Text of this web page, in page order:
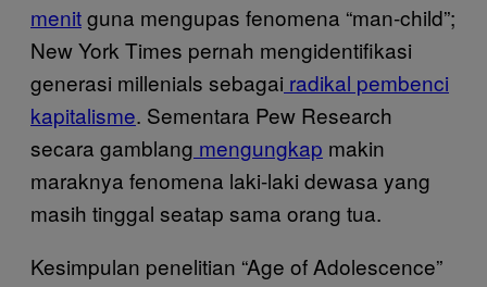
menitguna mengupas fenomena “man-child”;
New York Times pernah mengidentifikasi
generasi millenials sebagai radikal pembenci
kapitalisme. Sementara Pew Research
secara gamblang mengungkap makin
maraknya fenomena laki-laki dewasa yang
masih tinggal seatap sama orang tua.
Kesimpulan penelitian “Age of Adolescence”